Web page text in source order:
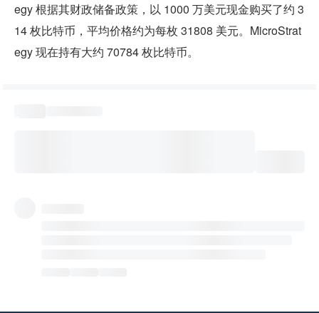
egy 根据其财政储备政策，以 1000 万美元现金购买了约 3
14 枚比特币，平均价格约为每枚 31808 美元。MicroStrat
egy 现在持有大约 70784 枚比特币。